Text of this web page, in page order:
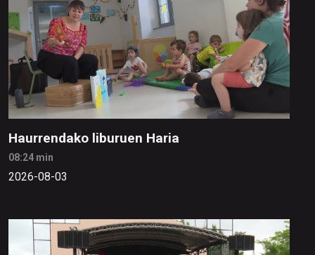
Haurrendako liburuen Haria
08:24 min
2026-08-03